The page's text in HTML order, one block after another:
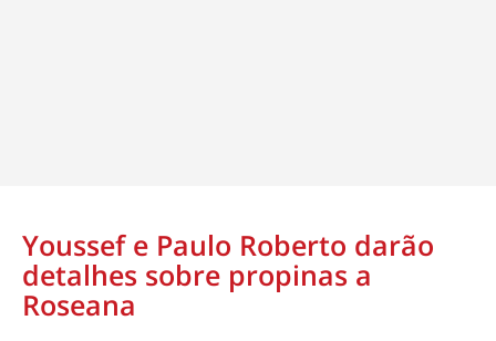
Youssef e Paulo Roberto darão
detalhes sobre propinas a
Roseana